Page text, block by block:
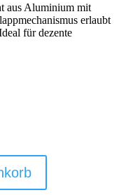
aus Aluminium mit
erlaubt
für dezente